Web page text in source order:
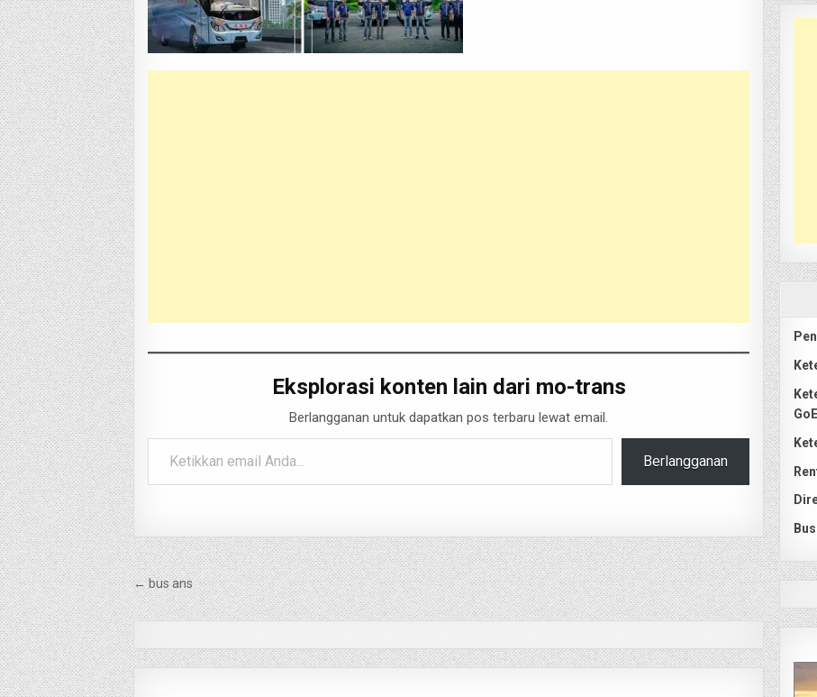
Eksplorasi konten lain dari mo-trans
Berlangganan untuk dapatkan pos terbaru lewat email.
Ketikkan email Anda...
Berlangganan
Navigasi
pos
← bus ans